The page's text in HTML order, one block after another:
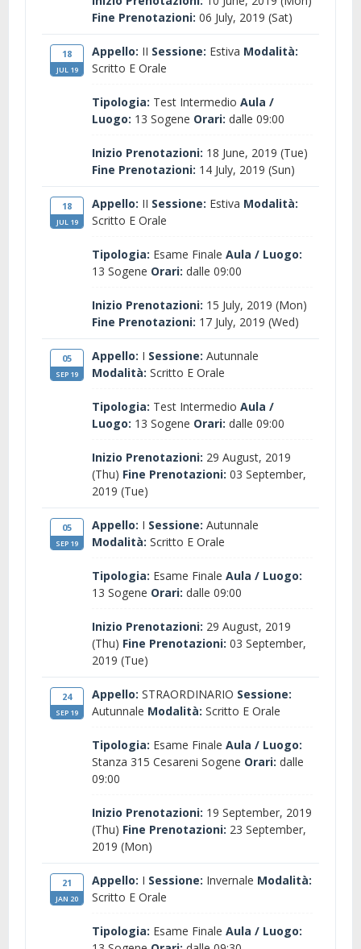
Fine Prenotazioni: 06 July, 2019 (Sat)
18
JUL 19
Appello: II Sessione: Estiva Modalità:
Scritto E Orale
Tipologia: Test Intermedio Aula /
Luogo: 13 Sogene Orari: dalle 09:00
Inizio Prenotazioni: 18 June, 2019 (Tue)
Fine Prenotazioni: 14 July, 2019 (Sun)
18
JUL 19
Appello: II Sessione: Estiva Modalità:
Scritto E Orale
Tipologia: Esame Finale Aula / Luogo:
13 Sogene Orari: dalle 09:00
Inizio Prenotazioni: 15 July, 2019 (Mon)
Fine Prenotazioni: 17 July, 2019 (Wed)
05
SEP 19
Appello: I Sessione: Autunnale
Modalità: Scritto E Orale
Tipologia: Test Intermedio Aula /
Luogo: 13 Sogene Orari: dalle 09:00
Inizio Prenotazioni: 29 August, 2019
(Thu) Fine Prenotazioni: 03 September,
2019 (Tue)
05
SEP 19
Appello: I Sessione: Autunnale
Modalità: Scritto E Orale
Tipologia: Esame Finale Aula / Luogo:
13 Sogene Orari: dalle 09:00
Inizio Prenotazioni: 29 August, 2019
(Thu) Fine Prenotazioni: 03 September,
2019 (Tue)
24
SEP 19
Appello: STRAORDINARIO Sessione:
Autunnale Modalità: Scritto E Orale
Tipologia: Esame Finale Aula / Luogo:
Stanza 315 Cesareni Sogene Orari: dalle
09:00
Inizio Prenotazioni: 19 September, 2019
(Thu) Fine Prenotazioni: 23 September,
2019 (Mon)
21
JAN 20
Appello: I Sessione: Invernale Modalità:
Scritto E Orale
Tipologia: Esame Finale Aula / Luogo: